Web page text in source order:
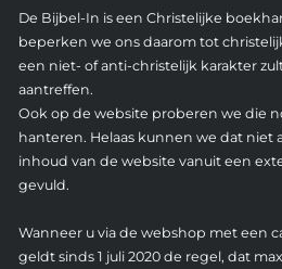
De Bijbel-In is een Christelijke
beperken we ons daarom tot
een niet- of anti-christelijk karakter
aantreffen.
Ook op de website proberen we die
hanteren. Helaas kunnen we dat niet
inhoud van de website vanuit een
gevuld.
Wanneer u via de webshop met een
geldt sinds 1 juli 2020 de regel, dat